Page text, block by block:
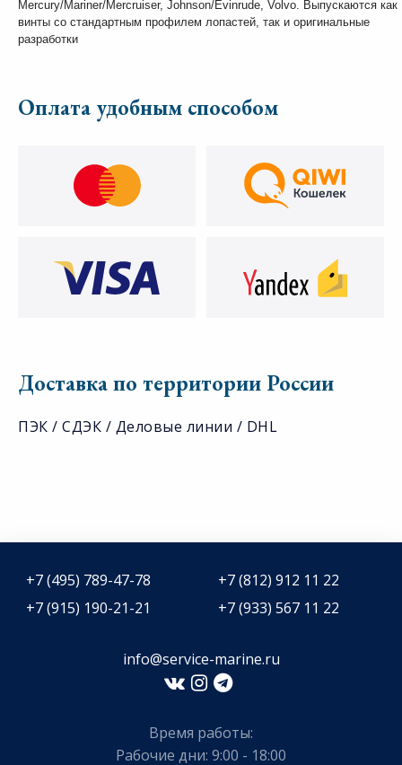
Mercury/Mariner/Mercruiser, Johnson/Evinrude, Volvo. Выпускаются как
винты со стандартным профилем лопастей, так и оригинальные
разработки
Оплата удобным способом
Доставка по территории России
ПЭК / СДЭК / Деловые линии / DHL
+7 (495) 789-47-78
+7 (812) 912 11 22
+7 (915) 190-21-21
+7 (933) 567 11 22
info@service-marine.ru​​
Время работы:
Рабочие дни: 9:00 - 18:00